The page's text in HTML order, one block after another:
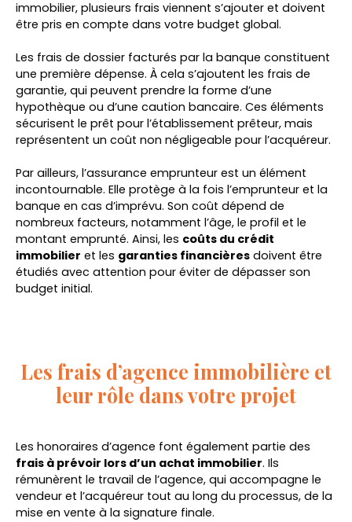
immobilier, plusieurs frais viennent s’ajouter et doivent
être pris en compte dans votre budget global.
Les frais de dossier facturés par la banque constituent
une première dépense. À cela s’ajoutent les frais de
garantie, qui peuvent prendre la forme d’une
hypothèque ou d’une caution bancaire. Ces éléments
sécurisent le prêt pour l’établissement prêteur, mais
représentent un coût non négligeable pour l’acquéreur.
Par ailleurs, l’assurance emprunteur est un élément
incontournable. Elle protège à la fois l’emprunteur et la
banque en cas d’imprévu. Son coût dépend de
nombreux facteurs, notamment l’âge, le profil et le
montant emprunté. Ainsi, les coûts du crédit
immobilier et les garanties financières doivent être
étudiés avec attention pour éviter de dépasser son
budget initial.
Les frais d’agence immobilière et
leur rôle dans votre projet
Les honoraires d’agence font également partie des
frais à prévoir lors d’un achat immobilier. Ils
rémunèrent le travail de l’agence, qui accompagne le
vendeur et l’acquéreur tout au long du processus, de la
mise en vente à la signature finale.